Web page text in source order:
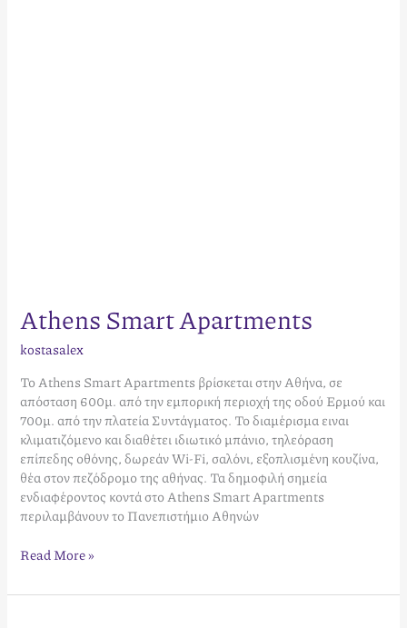
Athens Smart Apartments
kostasalex
Το Athens Smart Apartments βρίσκεται στην Αθήνα, σε
απόσταση 600μ. από την εμπορική περιοχή της οδού Ερμού και
700μ. από την πλατεία Συντάγματος. Το διαμέρισμα ειναι
κλιματιζόμενο και διαθέτει ιδιωτικό μπάνιο, τηλεόραση
επίπεδης οθόνης, δωρεάν Wi-Fi, σαλόνι, εξοπλισμένη κουζίνα,
θέα στον πεζόδρομο της αθήνας. Τα δημοφιλή σημεία
ενδιαφέροντος κοντά στο Athens Smart Apartments
περιλαμβάνουν το Πανεπιστήμιο Αθηνών
Read More »